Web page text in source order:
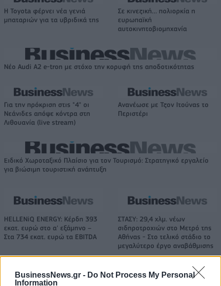
BusinessNews.gr - Do Not Process My Personal
Information
Η Toyota φέρνει νέα γενιά
μπαταριών για τα υβριδικά της
Σε κινεζική… πολιορκία η
ευρωπαϊκή
αυτοκινητοβιομηχανία
Νέο Audi A2 e-tron με στόχο την κορυφή της αποδοτικότητας
Για την πρόκριση στις "4" οι
Νεάνιδες απόψε κόντρα στη
Λιθουανία (live stream)
Ανανέωσε με Τζον Ιτούνας το
Περιστέρι
Ειδικό Χωροταξικό Πλαίσιο για τον Τουρισμό: Στρατηγικό εργαλείο
για βιώσιμη τουριστική ανάπτυξη
HELLENiQ ENERGY: Κέρδη 393
εκατ. ευρώ στο α' εξάμηνο –
Στα 734 εκατ. ευρώ τα EBITDA
ΣΤΑΣΥ: 29,4 χλμ. νέων
σιδηροτροχιών στο Μετρό της
Αθήνας - Στο τελικό στάδιο το
μεγαλύτερο έργο αναβάθμισης
Η Chery επενδύει 75 εκατ. δολάρια στην KG Mobility